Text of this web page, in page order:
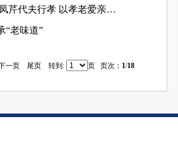
“最美儿媳” 张凤芹代夫行孝 以孝老爱亲书写大爱篇章
“老味道”
一页 尾页 转到: 页 页次： 1/18